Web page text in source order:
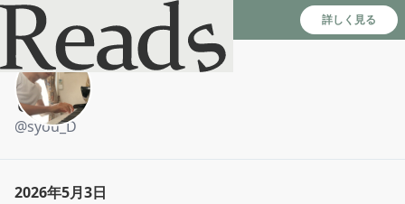
Reads - 読書のSNS＆記録アプリ 詳しく見る
しょうD
@syou_D
2026年5月3日